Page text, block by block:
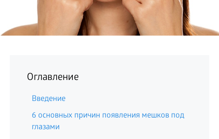
Оглавление
Введение
6 основных причин появления мешков под
глазами